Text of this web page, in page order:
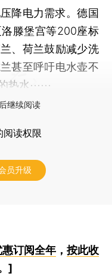
电力需求。德国
滕堡宫等200座标
、荷兰鼓励减少洗
甚至呼吁电水壶不
的热水⋯⋯
继续阅读
阅读权限
员升级
订阅全年， 按此收
]